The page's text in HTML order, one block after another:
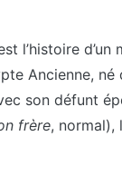
l’histoire
Ancienne, né
son défunt
frère, normal),